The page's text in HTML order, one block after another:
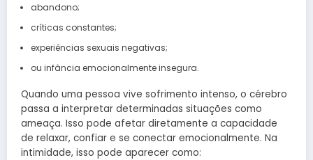
abandono;
críticas constantes;
experiências sexuais negativas;
ou infância emocionalmente insegura.
Quando uma pessoa vive sofrimento intenso, o cérebro
passa a interpretar determinadas situações como
ameaça. Isso pode afetar diretamente a capacidade
de relaxar, confiar e se conectar emocionalmente. Na
intimidade, isso pode aparecer como: